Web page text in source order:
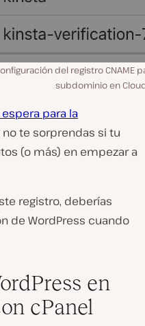
del registro CNAME
subdominio en
para la
no te sorprendas si tu
(o más) en empezar a
registro, deberías
de WordPress cuando
en
cPanel